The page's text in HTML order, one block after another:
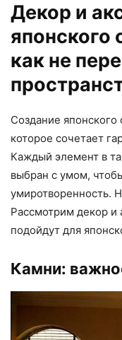
Декор и
японского
как не
Создание японского
которое сочетает
Каждый элемент в
выбран с умом,
умиротворенность.
Рассмотрим декор и
подойдут для
Камни: